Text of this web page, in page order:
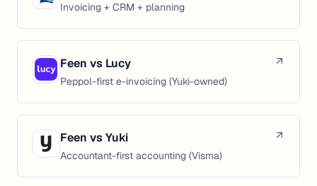
Invoicing + CRM + planning
Feen vs Lucy
Peppol-first e-invoicing (Yuki-owned)
Feen vsYuki
Accountant-first accounting (Visma)